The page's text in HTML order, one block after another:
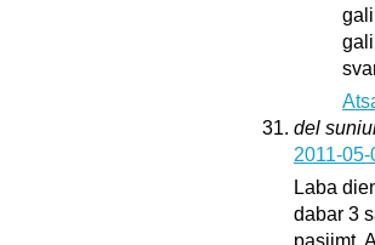
del
2011-
Laba
dabar 3
pasiimt.